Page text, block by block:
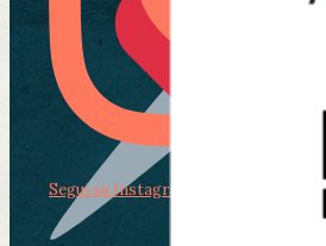
Segui su Instagram